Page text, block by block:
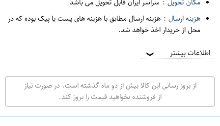
ف
ر
ت
ه
ر
ا
هزینه ارسال : هزینه ارسال مطابق با هزینه های پست یا پیک بوده که در
محل از خریدار اخذ خواهد شد.
اطلاعات بیشتر ❯
از بروز رسانی این کالا بیش از دو ماه گذشته است. در صورت نیاز
از فروشنده بخواهید قیمت را بروز کند.